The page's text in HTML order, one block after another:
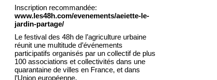
Inscription recommandée:
www.les48h.com/evenements/aeiette-le-
jardin-partage/
Le festival des 48h de l’agriculture urbaine
réunit une multitude d’événements
participatifs organisés par un collectif de plus
100 associations et collectivités dans une
quarantaine de villes en France, et dans
l’Union européenne.